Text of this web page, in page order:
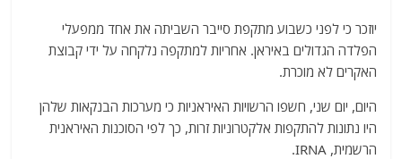
יוזכר כי לפני כשבוע מתקפת סייבר השביתה את אחד ממפעלי
הפלדה הגדולים באיראן. אחריות למתקפה נלקחה על ידי קבוצת
האקרים לא מוכרת.
היום, יום שני, חשפו הרשויות האיראניות כי מערכות הבנקאות שלהן
היו נתונות להתקפות אלקטרוניות זרות, כך לפי הסוכנות האיראנית
הרשמית, IRNA.